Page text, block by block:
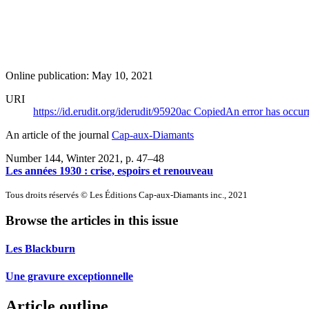
Online publication: May 10, 2021
URI
https://id.erudit.org/iderudit/95920ac CopiedAn error has
An article of the journal Cap-aux-Diamants
Number 144, Winter 2021 , p. 47–48
Les années 1930 : crise, espoirs et renouveau
Tous droits réservés © Les Éditions Cap-aux-Diamants inc., 2021
Browse the articles in this issue
Les Blackburn
Une gravure exceptionnelle